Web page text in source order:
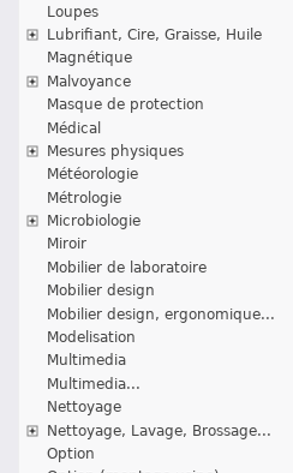
Loupes
Lubrifiant, Cire, Graisse, Huile
Magnétique
Malvoyance
Masque de protection
Médical
Mesures physiques
Météorologie
Métrologie
Microbiologie
Miroir
Mobilier de laboratoire
Mobilier design
Mobilier design, ergonomique...
Modelisation
Multimedia
Multimedia...
Nettoyage
Nettoyage, Lavage, Brossage...
Option